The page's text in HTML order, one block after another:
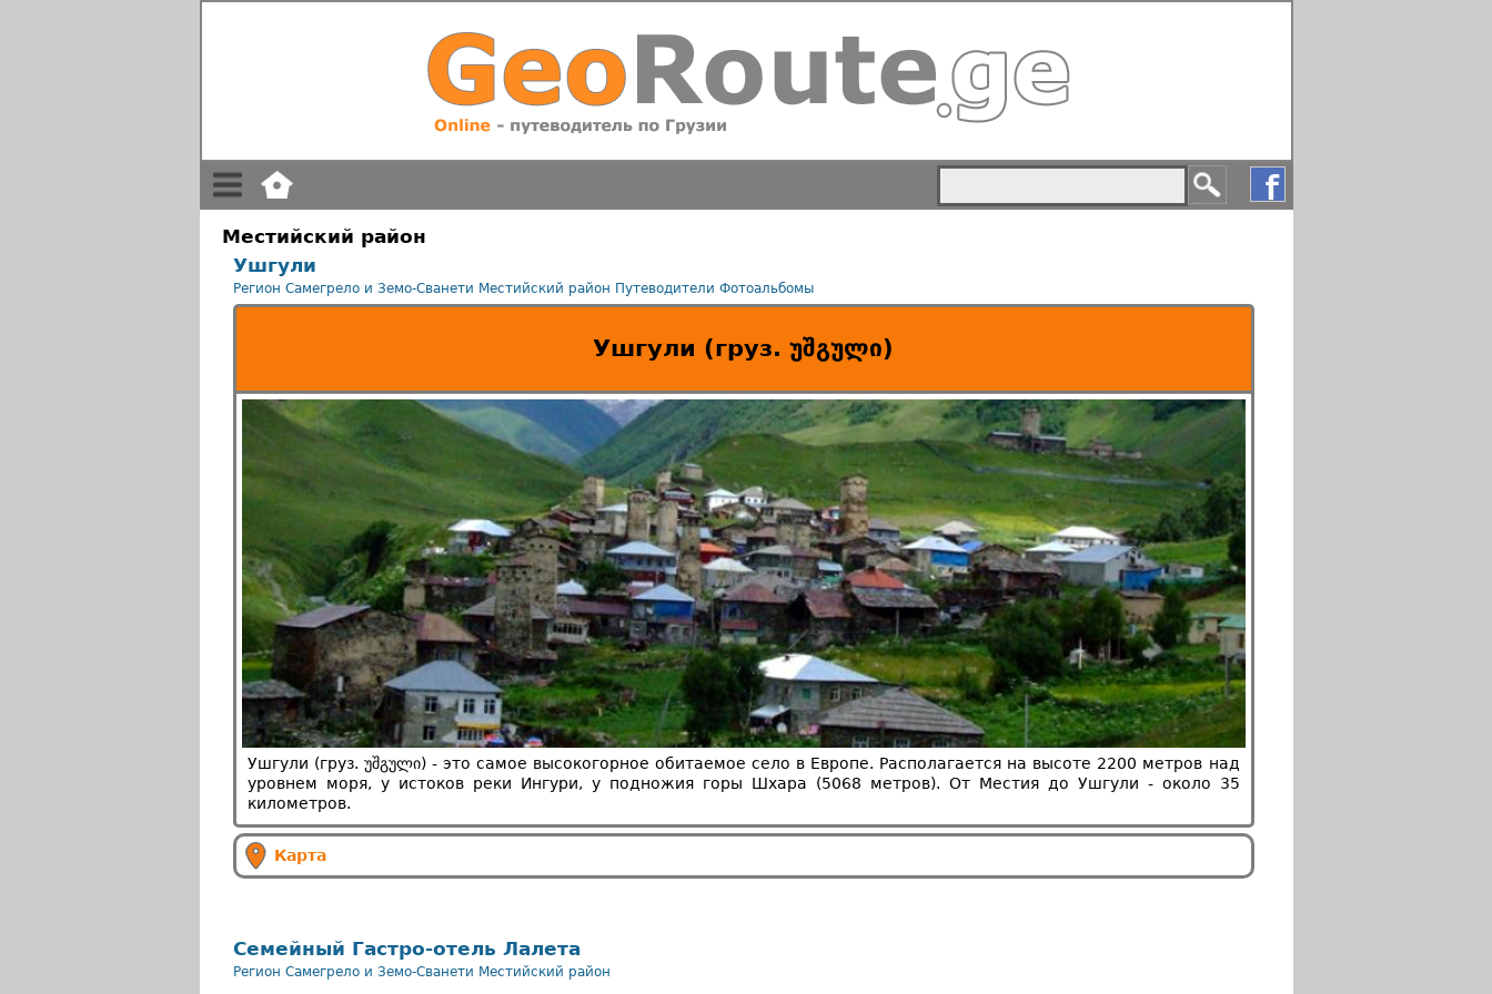
Местийский район
Ушгули
Регион Самегрело и Земо-Сванети Местийский район Путеводители Фотоальбомы
Ушгули (груз. უშგული)
Ушгули (груз. უშგული) - это самое высокогорное обитаемое село в Европе. Располагается на высоте 2200 метров над
уровнем моря, у истоков реки Ингури, у подножия горы Шхара (5068 метров). От Местия до Ушгули - около 35
километров.
Карта
Семейный Гастро-отель Лалета
Регион Самегрело и Земо-Сванети Местийский район